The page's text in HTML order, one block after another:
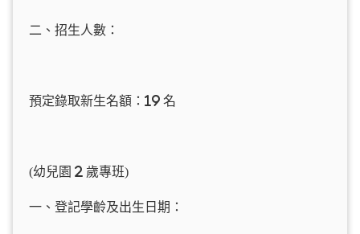
二、招生人數：
預定錄取新生名額：19 名
(幼兒園 2 歲專班)
一、登記學齡及出生日期：